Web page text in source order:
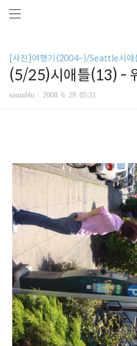
[사진]여행기(2004~)/Seattle시애
(5/25)시애틀(13) -
sound4u 2008. 6. 29. 05:31